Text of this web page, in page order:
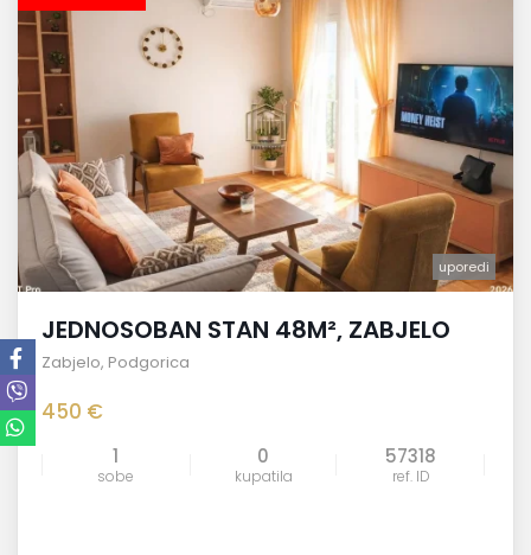
uporedi
JEDNOSOBAN STAN 48M², ZABJELO
Zabjelo, Podgorica
450 €
1
sobe
0
kupatila
57318
ref. ID